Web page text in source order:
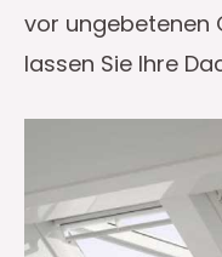
vor ungebetenen
lassen Sie Ihre